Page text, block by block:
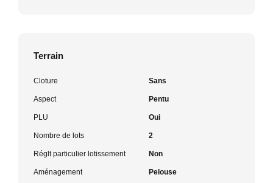
Terrain
Cloture Sans
Aspect Pentu
PLU Oui
Nombre de lots 2
Réglt particulier lotissement Non
Aménagement Pelouse